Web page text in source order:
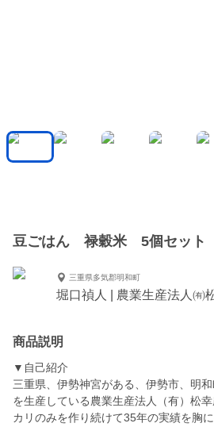
豆ごはん 禄穀米 5個セット
三重県多気郡明和町
堀口禎人 | 農業生産法人㈲
商品説明
▼自己紹介
三重県、伊勢神宮がある、伊勢市、明
を生産している農業生産法人（有）松
カリのみを作り続けて35年の実績を胸